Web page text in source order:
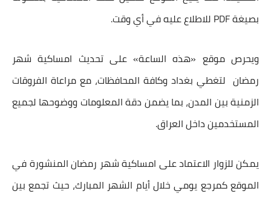
بصيغة PDF للاطلاع عليه في أي وقت.
ويحرص موقع «هذه الساعة» على تحديث امساكية شهر
رمضان لتغطي بغداد وكافة المحافظات، مع مراعاة الفروقات
الزمنية بين المدن، بما يضمن دقة المعلومات ووضوحها لجميع
المستخدمين داخل العراق.
يمكن للزوار الاعتماد على امساكية شهر رمضان المنشورة في
الموقع كمرجع يومي خلال أيام الشهر المبارك، حيث تجمع بين